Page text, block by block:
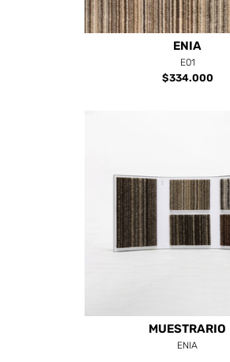
ENIA
E01
$334.000
MUESTRARIO
ENIA